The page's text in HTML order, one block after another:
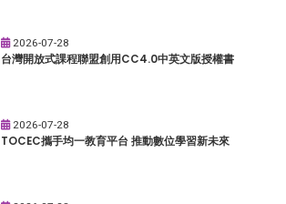
2026-07-28
台灣開放式課程聯盟創用CC4.0中英文版授權書
2026-07-28
TOCEC攜手均一教育平台 推動數位學習新未來